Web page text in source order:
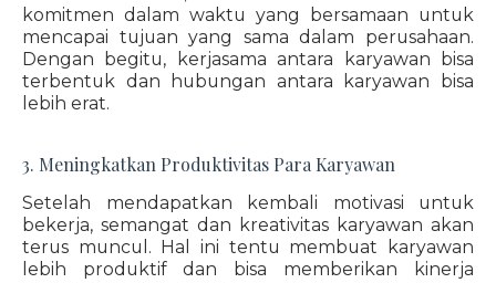
komitmen dalam waktu yang bersamaan untuk
mencapai tujuan yang sama dalam perusahaan.
Dengan begitu, kerjasama antara karyawan bisa
terbentuk dan hubungan antara karyawan bisa
lebih erat.
3. Meningkatkan Produktivitas Para Karyawan
Setelah mendapatkan kembali motivasi untuk
bekerja, semangat dan kreativitas karyawan akan
terus muncul. Hal ini tentu membuat karyawan
lebih produktif dan bisa memberikan kinerja